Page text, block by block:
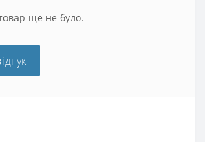
ще не було.